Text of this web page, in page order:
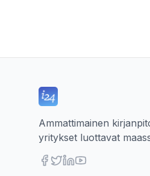
Ammattimainen
yritykset luottavat